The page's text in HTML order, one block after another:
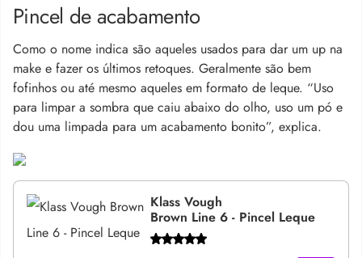
Pincel de acabamento
Como o nome indica são aqueles usados para dar um up na
make e fazer os últimos retoques. Geralmente são bem
fofinhos ou até mesmo aqueles em formato de leque. “Uso
para limpar a sombra que caiu abaixo do olho, uso um pó e
dou uma limpada para um acabamento bonito”, explica.
Klass Vough
Brown Line 6 - Pincel Leque